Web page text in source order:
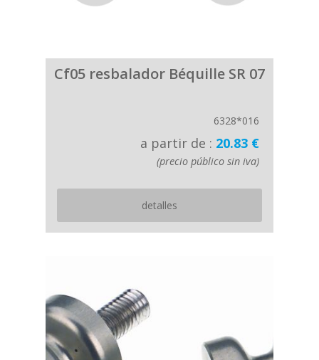
Cf05 resbalador Béquille SR 07
6328*016
a partir de : 20.83 €
(precio público sin iva)
detalles